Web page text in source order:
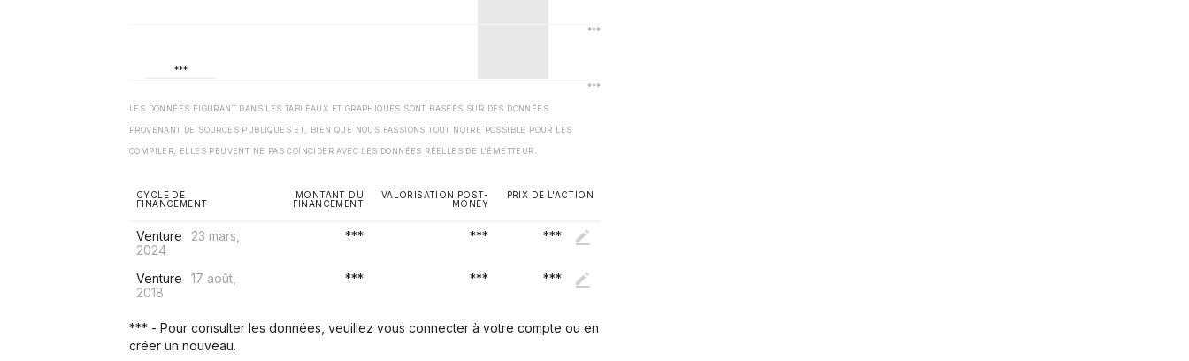
LES DONNÉES FIGURANT DANS LES TABLEAUX ET GRAPHIQUES SONT BASÉES SUR DES DONNÉES
PROVENANT DE SOURCES PUBLIQUES ET, BIEN QUE NOUS FASSIONS TOUT NOTRE POSSIBLE POUR LES
COMPILER, ELLES PEUVENT NE PAS COÏNCIDER AVEC LES DONNÉES RÉELLES DE L'ÉMETTEUR.
CYCLE DE
FINANCEMENT
MONTANT DU
FINANCEMENT
VALORISATION POST-
MONEY
PRIX DE L'ACTION
Venture
23 mars,
2024
*** *** ***
Venture
17 août,
2018
*** *** ***
*** - Pour consulter les données, veuillez vous connecter à votre compte ou en
créer un nouveau.